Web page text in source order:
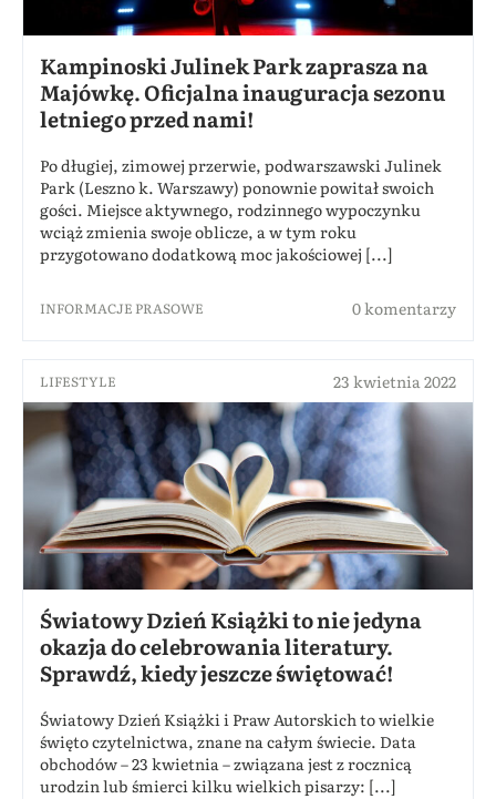
Kampinoski Julinek Park zaprasza na
Majówkę. Oficjalna inauguracja sezonu
letniego przed nami!
Po długiej, zimowej przerwie, podwarszawski Julinek
Park (Leszno k. Warszawy) ponownie powitał swoich
gości. Miejsce aktywnego, rodzinnego wypoczynku
wciąż zmienia swoje oblicze, a w tym roku
przygotowano dodatkową moc jakościowej [...]
INFORMACJE PRASOWE 0 komentarzy
LIFESTYLE 23 kwietnia 2022
Światowy Dzień Książki to nie jedyna
okazja do celebrowania literatury.
Sprawdź, kiedy jeszcze świętować!
Światowy Dzień Książki i Praw Autorskich to wielkie
święto czytelnictwa, znane na całym świecie. Data
obchodów – 23 kwietnia – związana jest z rocznicą
urodzin lub śmierci kilku wielkich pisarzy: [...]